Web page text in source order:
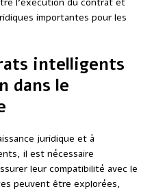
importantes pour les
intelligents
dans le
juridique et à
il est nécessaire
leur compatibilité avec le
peuvent être explorées,